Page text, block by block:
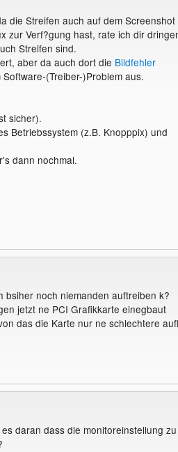
die Streifen auch auf dem Screenshot
zur Verf?gung hast, rate ich dir
Streifen sind.
aber da auch dort die Bildfehler
(Treiber-)Problem aus.
sicher).
Betriebssystem (z.B. Knopppix) und
dann nochmal.
noch niemanden auftreiben k?
jetzt ne PCI Grafikkarte einegbaut
das die Karte nur ne schlechtere
daran dass die monitoreinstellung zu